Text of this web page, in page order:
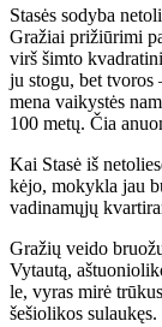
Sta­sės so­dy­ba
Gra­žiai pri­žiū­ri­mi
virš šim­to
ju sto­gu, bet tvo­ros
me­na vai­kys­tės
100 me­tų. Čia
Kai Sta­sė iš
kė­jo, mo­kyk­la jau
va­di­na­mų­jų
Gra­žių vei­do
Vy­tau­tą,
le, vy­ras mi­rė
še­šio­li­kos su­lau­kęs.